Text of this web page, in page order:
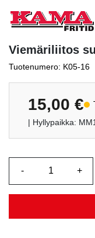
Viemäriliitos
Tuotenumero: K05-16
15,00 €
| Hyllypaikka: